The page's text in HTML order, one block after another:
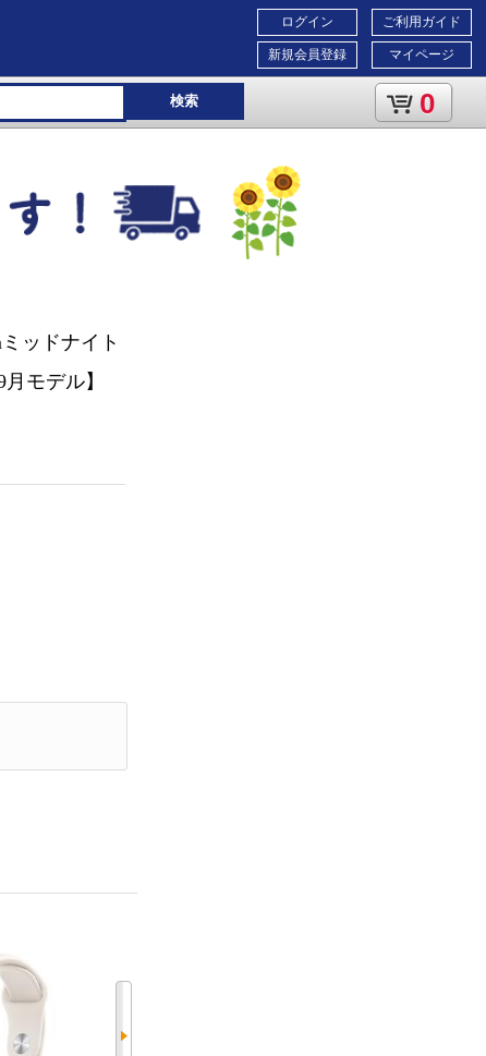
ご利用ガイド
マイページ
ログイン
新規会員登録
検索 0
ッドナイト
モデル】